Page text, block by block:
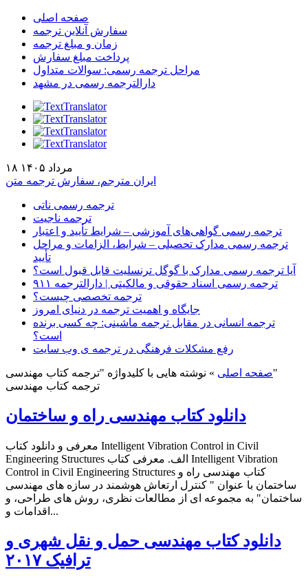
صفحه اصلی
سفارش آنلاین ترجمه
زمان و مبلغ ترجمه
پرداخت مبلغ سفارش
مراحل ترجمه رسمی: سوالات متداول
دارالترجمه رسمی در مشهد
۱۸ مرداد ۱۴۰۵
ایران مترجم، سفارش ترجمه متن
ترجمه رسمی ناتی
ترجمه ناجیت
ترجمه رسمی گواهی‌های آموزشی – شرایط تأیید و اعتبار
ترجمه رسمی مدارک تحصیلی – شرایط، الزامات و مراحل
تأیید
آیا ترجمه رسمی مدارک با گوگل ترنسلیت قابل قبول است؟
ترجمه رسمی اسناد حقوقی و مالکیتی | دارالترجمه ۹۱۱
ترجمه تخصصی چیست؟
جایگاه و اهمیت ترجمه در دنیای امروز
ترجمه انسانی در مقابل ترجمه ماشینی: چه کسی برنده
است؟
رفع مشکلات فرهنگی در ترجمه ی وب سایت
صفحه اصلی »
نوشته هایی با کلیدواژه "ترجمه کتاب مهندسی"
ترجمه کتاب مهندسی
دانلود کتاب مهندسی راه و ساختمان
معرفی و دانلود کتاب Intelligent Vibration Control in Civil
Engineering Structures الف. معرفی کتاب Intelligent Vibration
Control in Civil Engineering Structures کتاب مهندسی راه و
ساختمان با عنوان " کنترل ارتعاش هوشمند در سازه های مهندسی
ساختمان" به مجموعه ای از مطالعات نظری، روش های طراحی، و
اقدامات و...
دانلود کتاب مهندسی حمل و نقل شهری و
ترافیک ۲۰۱۷